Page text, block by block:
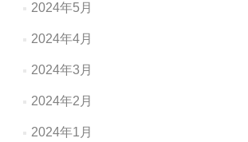
2024年5月
2024年4月
2024年3月
2024年2月
2024年1月